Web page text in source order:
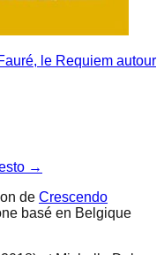
le Requiem autour
→
de Crescendo
basé en Belgique